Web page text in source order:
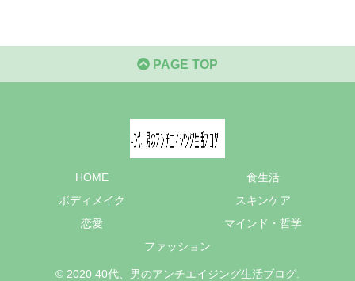
PAGE TOP
HOME
食生活
ボディメイク
スキンケア
恋愛
マインド・哲学
ファッション
© 2020 40代、男のアンチエイジング生活ブログ.